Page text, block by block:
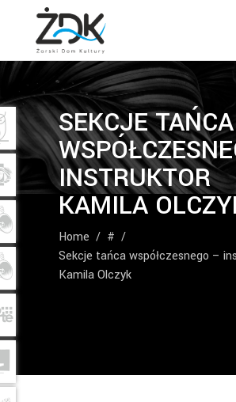
SEKCJE TAŃCA
INSTRUKTOR
KAMILA
Home / # /
Sekcje tańca współczesnego –
Kamila Olczyk